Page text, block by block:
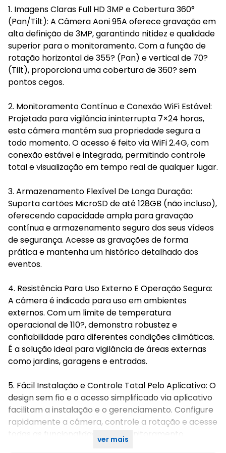
1. Imagens Claras Full HD 3MP e Cobertura 360°
(Pan/Tilt): A Câmera Aoni 95A oferece gravação em
alta definição de 3MP, garantindo nitidez e qualidade
superior para o monitoramento. Com a função de
rotação horizontal de 355? (Pan) e vertical de 70?
(Tilt), proporciona uma cobertura de 360? sem
pontos cegos.
2. Monitoramento Contínuo e Conexão WiFi Estável:
Projetada para vigilância ininterrupta 7×24 horas,
esta câmera mantém sua propriedade segura a
todo momento. O acesso é feito via WiFi 2.4G, com
conexão estável e integrada, permitindo controle
total e visualização em tempo real de qualquer lugar.
3. Armazenamento Flexível De Longa Duração:
Suporta cartões MicroSD de até 128GB (não incluso),
oferecendo capacidade ampla para gravação
contínua e armazenamento seguro dos seus vídeos
de segurança. Acesse as gravações de forma
prática e mantenha um histórico detalhado dos
eventos.
4. Resistência Para Uso Externo E Operação Segura:
A câmera é indicada para uso em ambientes
externos. Com um limite de temperatura
operacional de 110?, demonstra robustez e
confiabilidade para diferentes condições climáticas.
É a solução ideal para vigilância de áreas externas
como jardins, garagens e entradas.
5. Fácil Instalação e Controle Total Pelo Aplicativo: O
design sem fio e o acesso simplificado via aplicativo
facilitam a instalação e o gerenciamento. Configure
rapidamente a câmera, controle a rotação e acesse
todas as funcionalidades do monitoramento
ver mais